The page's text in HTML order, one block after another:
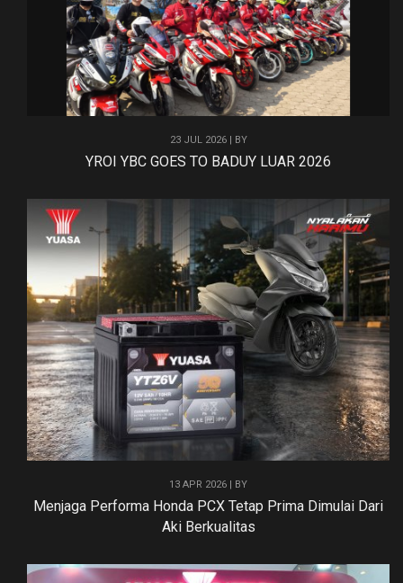
23 JUL 2026 | BY
YROI YBC GOES TO BADUY LUAR 2026
13 APR 2026 | BY
Menjaga Performa Honda PCX Tetap Prima Dimulai Dari
Aki Berkualitas